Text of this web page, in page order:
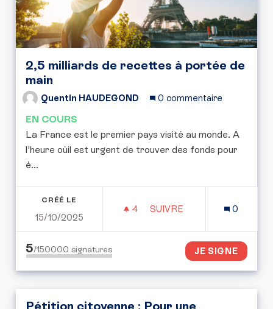
2,5 milliards de recettes à portée de
main
Quentin HAUDEGOND 0 commentaire
EN COURS
La France est le premier pays visité au monde. A
l'heure oùil est urgent de trouver des fonds pour
é...
CRÉÉ LE
15/10/2025
4 4 ABONNÉS
SUIVRE
0
5/150000 signatures JE SIGNE
Pétition citoyenne : Pour une